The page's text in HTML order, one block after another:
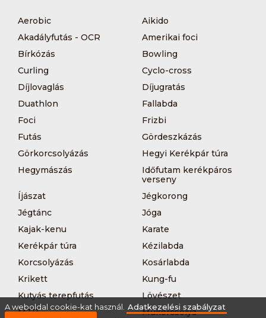
Aerobic
Aikido
Akadályfutás - OCR
Amerikai foci
Bírkózás
Bowling
Curling
Cyclo-cross
Díjlovaglás
Díjugratás
Duathlon
Fallabda
Foci
Frizbi
Futás
Gördeszkázás
Görkorcsolyázás
Hegyi Kerékpár túra
Hegymászás
Időfutam kerékpáros
verseny
Íjászat
Jégkorong
Jégtánc
Jóga
Kajak-kenu
Karate
Kerékpár túra
Kézilabda
Korcsolyázás
Kosárlabda
Krikett
Kung-fu
Kutyás terepfutás
Lövészet
MTB-
Műkorcsolya
A weboldal cookie-kat használ. Adatkezelési szabályzat